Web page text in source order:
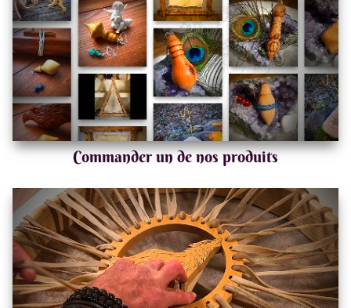
Commander un de nos produits